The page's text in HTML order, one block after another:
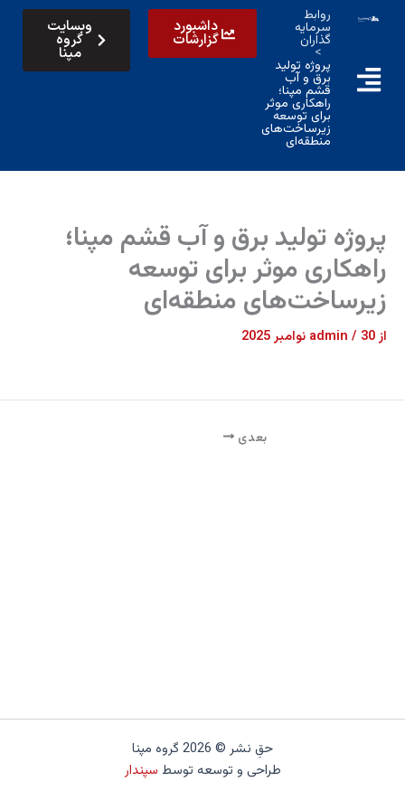
روابط
سرمایه
گذاران
>
پروژه تولید
برق و آب
قشم مپنا؛
راهکاری موثر
برای توسعه
زیرساخت‌های
منطقه‌ای
داشبورد
گزارشات
وبسایت
گروه
مپنا
پروژه تولید برق و آب قشم مپنا؛
راهکاری موثر برای توسعه
زیرساخت‌های منطقه‌ای
از admin / 30 نوامبر 2025
بعدی
حقِ نشر © 2026 گروه مپنا
طراحی و توسعه توسط سپندار